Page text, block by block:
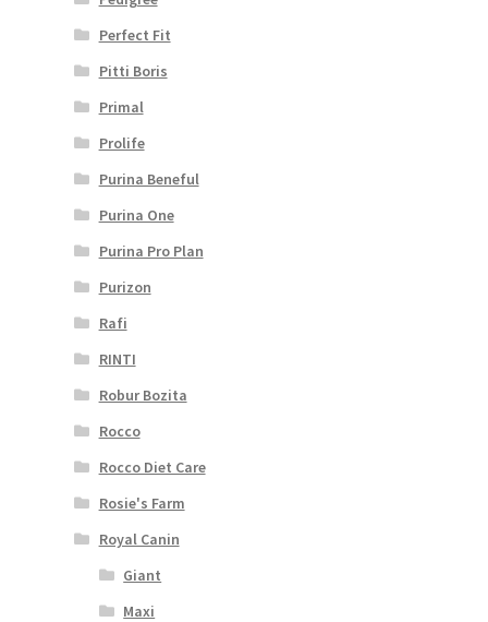
Perfect Fit
Pitti Boris
Primal
Prolife
Purina Beneful
Purina One
Purina Pro Plan
Purizon
Rafi
RINTI
Robur Bozita
Rocco
Rocco Diet Care
Rosie's Farm
Royal Canin
Giant
Maxi